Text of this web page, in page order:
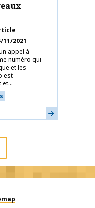
11/2021
appel à
numéro qui
et les
est
et...
Learn more